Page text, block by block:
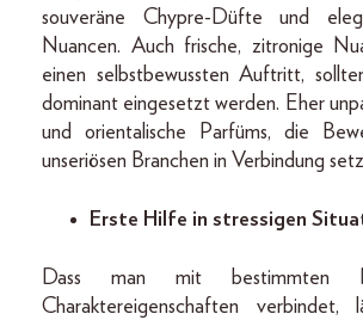
souveräne Chypre-Düfte und
Nuancen. Auch frische, zitronige
einen selbstbewussten Auftritt,
dominant eingesetzt werden. Eher
und orientalische Parfüms, die
unseriösen Branchen in Verbindung
Erste Hilfe in stressigen
Dass man mit bestimmten
Charaktereigenschaften verbindet,